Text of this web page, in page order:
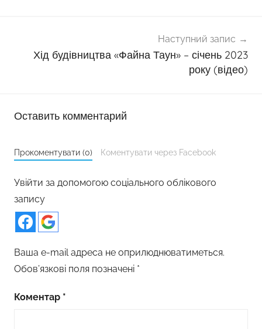
Наступний запис
Хід будівництва «Файна Таун» – січень 2023
року (відео)
Оставить комментарий
Прокоментувати (0) Коментувати через Facebook
Увійти за допомогою соціального облікового
запису
Ваша e-mail адреса не оприлюднюватиметься.
Обов’язкові поля позначені *
Коментар *